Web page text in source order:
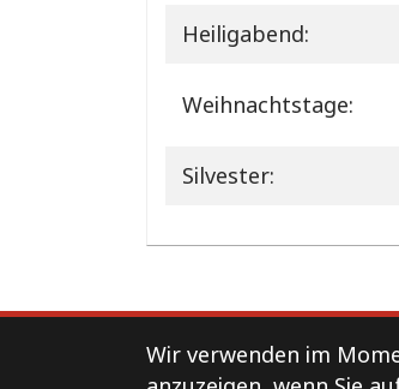
Wir verwenden im
Heiligabend:
Weihnachtstage:
Silvester:
Support Kontakt